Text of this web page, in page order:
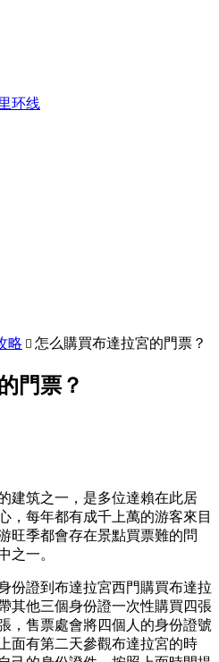
环线
略  怎么購買布達拉宮的門票？
門票？
建筑之一，是多位達賴在此居
，每年都有成千上萬的游客來目
旺季都會存在景點買票難的問
之一。
份證到布達拉宮西門購買布達拉
其他三個身份證一次性購買四張
，售票處會將四個人的身份證號
面有第二天參觀布達拉宮的時